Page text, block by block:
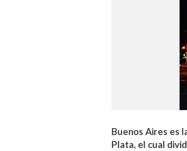
Buenos Aires es
Plata, el cual